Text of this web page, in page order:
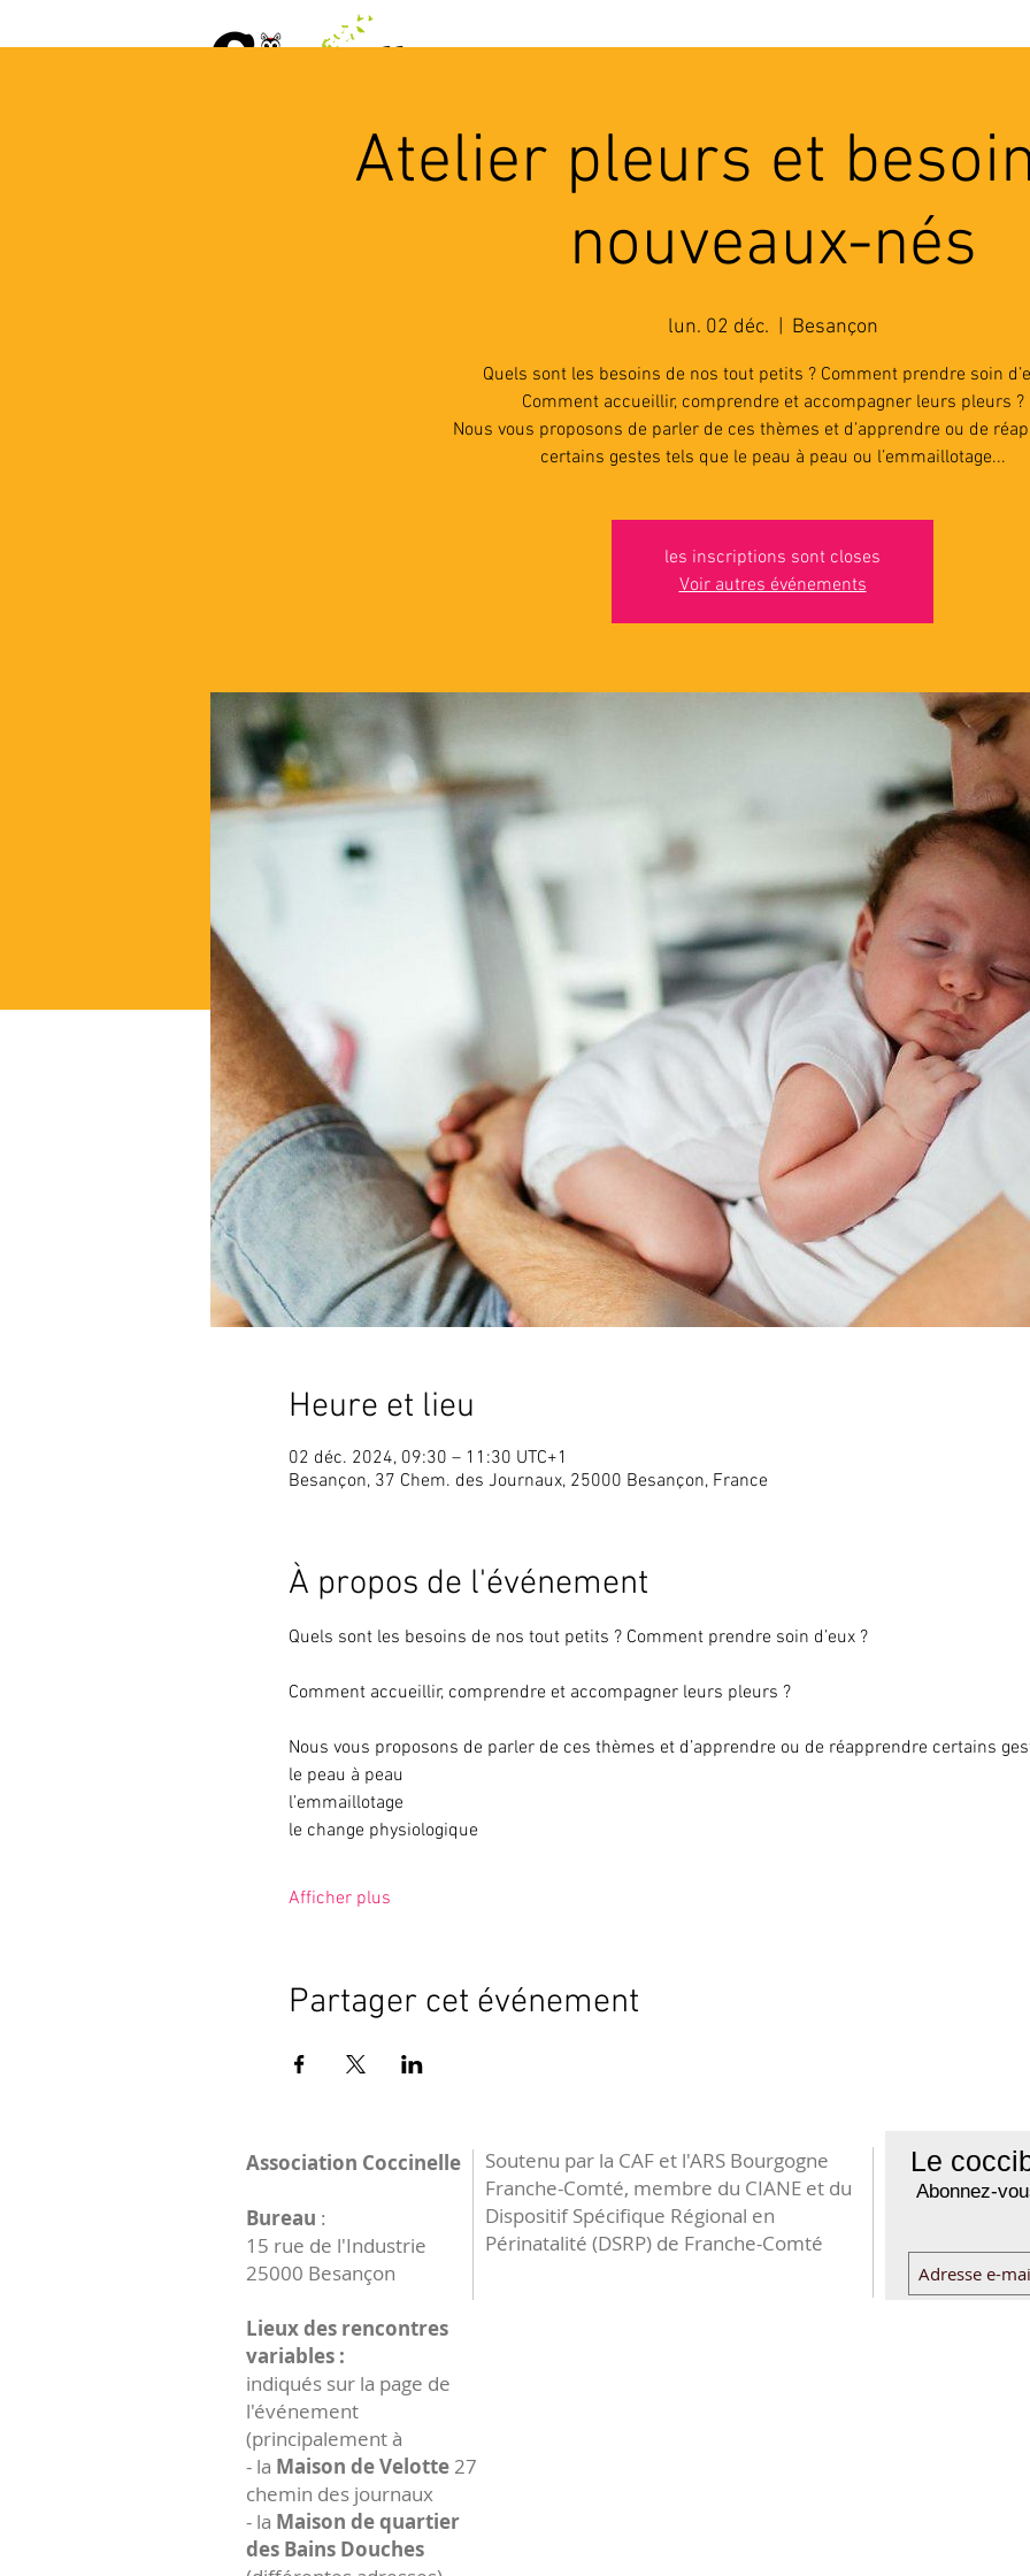
Atelier pleurs et
nouveaux-nés
lun. 02 déc. Besançon
Quels sont les besoins de nos tout petits ? Comment prendre soin
Comment accueillir, comprendre et accompagner leurs pleurs ?
Nous vous proposons de parler de ces thèmes et d’apprendre ou de
certains gestes tels que le peau à peau ou l’emmaillotage...
les inscriptions sont closes
Voir autres événements
Heure et lieu
02 déc. 2024, 09:30 – 11:30 UTC+1
Besançon, 37 Chem. des Journaux, 25000 Besançon, France
À propos de l'événement
Quels sont les besoins de nos tout petits ? Comment prendre soin d’eux ?
Comment accueillir, comprendre et accompagner leurs pleurs ?
Nous vous proposons de parler de ces thèmes et d’apprendre ou de réapprendre certains
le peau à peau
l’emmaillotage
le change physiologique
Afficher plus
Partager cet événement
Le
Abonnez-
Association Coccinelle
Bureau :
15 rue de l'Industrie
25000 Besançon
Lieux des rencontres
variables :
indiqués sur la page de
l'événement
(principalement à
- la Maison de Velotte27
chemin des journaux
- la Maison de quartier
des Bains Douches
Soutenu par la CAF et l'ARS Bourgogne
Franche-Comté, membre du CIANE et du
Dispositif Spécifique Régional en
Périnatalité (DSRP) de Franche-Comté